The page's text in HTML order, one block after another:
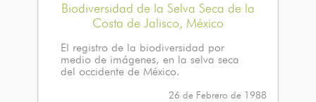
Biodiversidad de la Selva Seca de la
Costa de Jalisco, México
El registro de la biodiversidad por
medio de imágenes, en la selva seca
del occidente de México.
26 de Febrero de 1988